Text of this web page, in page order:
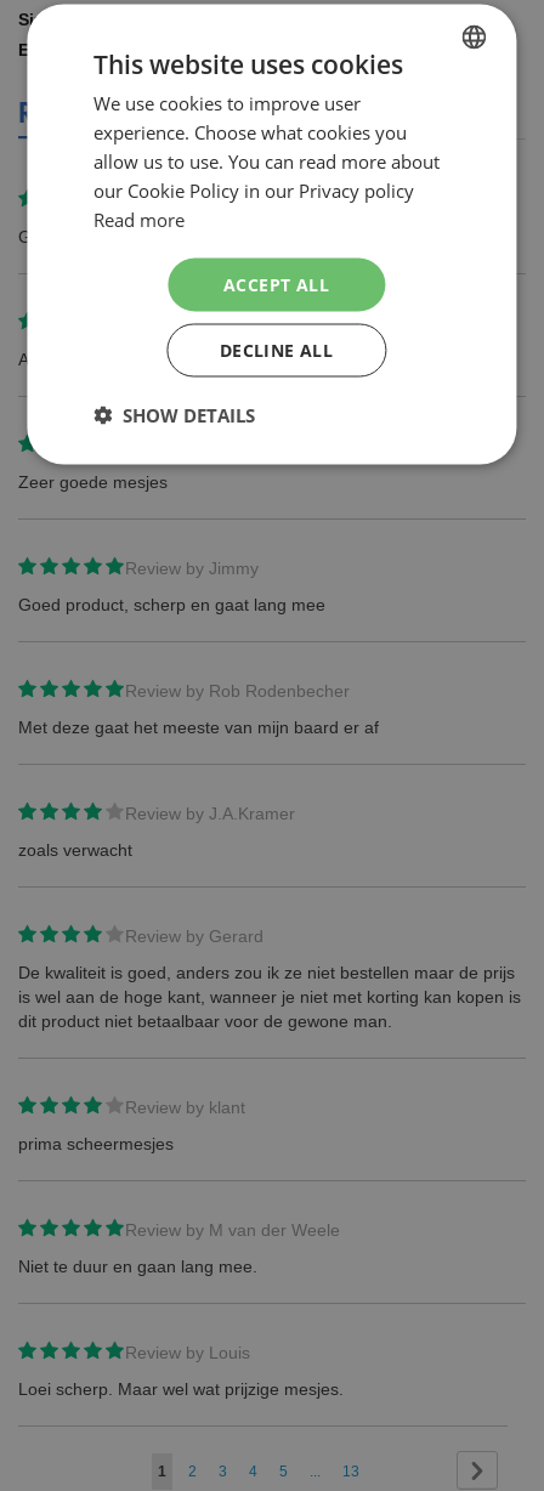
Information
REVIEWS
Review by Tom
Goede prijs en op tijd geleverd
Review by marc grevisse
Alles perfekt!
Zeer goede mesjes
Review by Jimmy
Goed product, scherp en gaat lang mee
Review by Rob Rodenbecher
Met deze gaat het meeste van mijn baard er af
Review by J.A.Kramer
zoals verwacht
Review by Gerard
De kwaliteit is goed, anders zou ik ze niet bestellen maar de prijs
is wel aan de hoge kant, wanneer je niet met korting kan kopen is
dit product niet betaalbaar voor de gewone man.
Review by klant
prima scheermesjes
Review by M van der Weele
Niet te duur en gaan lang mee.
Review by Louis
Loei scherp. Maar wel wat prijzige mesjes.
Page
You're
1 Page
2 Page
3 Page
4 Page
5 Page
13
This website uses cookies
We use cookies to improve user
experience. Choose what cookies you
allow us to use. You can read more about
our Cookie Policy in our Privacy policy
Read more
ACCEPT ALL
DECLINE ALL
SHOW DETAILS